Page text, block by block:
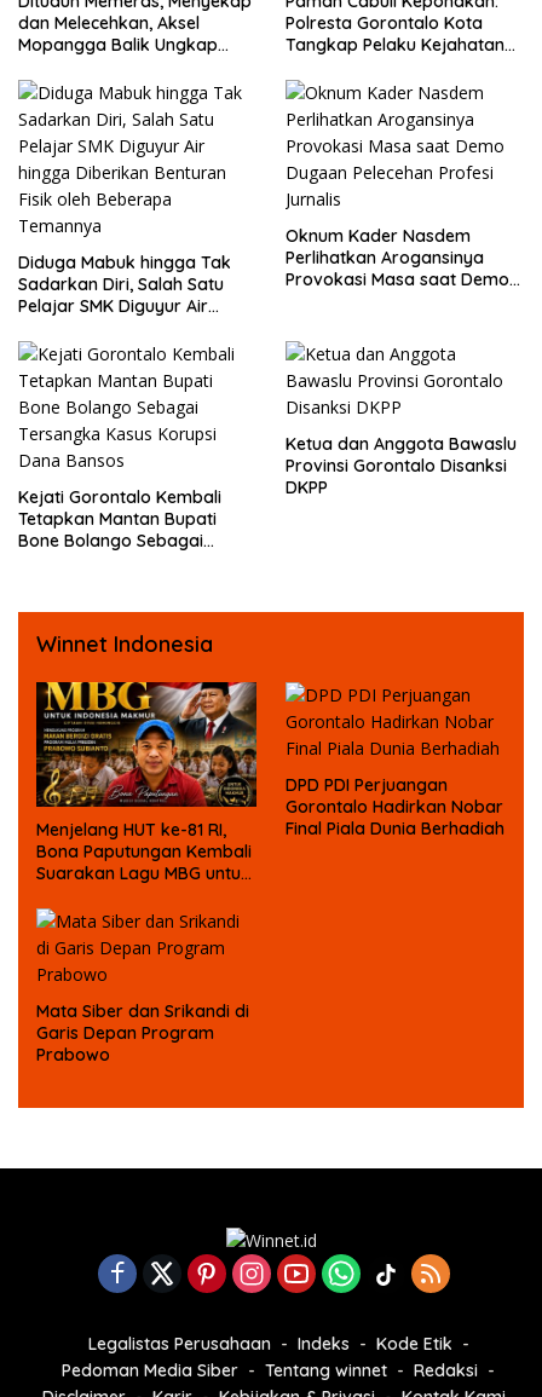
dan Melecehkan, Aksel
Mopangga Balik Ungkap
Polresta Gorontalo Kota
Tangkap Pelaku Kejahatan
Diduga Mabuk hingga Tak
Sadarkan Diri, Salah Satu
Pelajar SMK Diguyur Air
Fisik oleh Beberapa
Temannya
Oknum Kader Nasdem
Perlihatkan Arogansinya
Provokasi Masa saat Demo
Kejati Gorontalo Kembali
Tetapkan Mantan Bupati
Bone Bolango Sebagai
Ketua dan Anggota Bawaslu
Provinsi Gorontalo Disanksi
DKPP
Winnet Indonesia
Menjelang HUT ke-81 RI,
Bona Paputungan Kembali
Suarakan Lagu MBG untuk
DPD PDI Perjuangan
Gorontalo Hadirkan Nobar
Final Piala Dunia Berhadiah
Mata Siber dan Srikandi di
Garis Depan Program
Prabowo
Legalistas Perusahaan Indeks
Kode Etik
Pedoman Media Siber
Tentang winnet
Redaksi